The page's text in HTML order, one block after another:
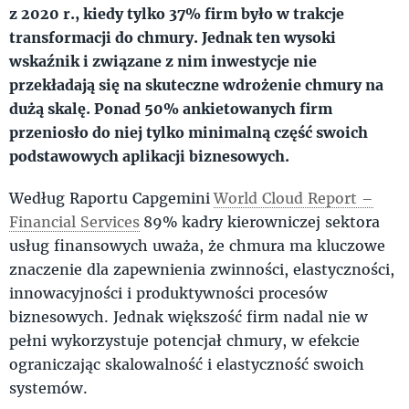
z 2020 r., kiedy tylko 37% firm było w trakcje
transformacji do chmury. Jednak ten wysoki
wskaźnik i związane z nim inwestycje nie
przekładają się na skuteczne wdrożenie chmury na
dużą skalę. Ponad 50% ankietowanych firm
przeniosło do niej tylko minimalną część swoich
podstawowych aplikacji biznesowych.
Według Raportu Capgemini World Cloud Report –
Financial Services 89% kadry kierowniczej sektora
usług finansowych uważa, że chmura ma kluczowe
znaczenie dla zapewnienia zwinności, elastyczności,
innowacyjności i produktywności procesów
biznesowych. Jednak większość firm nadal nie w
pełni wykorzystuje potencjał chmury, w efekcie
ograniczając skalowalność i elastyczność swoich
systemów.